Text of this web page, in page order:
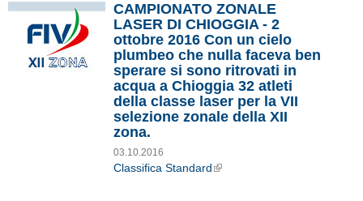
CAMPIONATO ZONALE
LASER DI CHIOGGIA - 2
ottobre 2016 Con un cielo
plumbeo che nulla faceva ben
sperare si sono ritrovati in
acqua a Chioggia 32 atleti
della classe laser per la VII
selezione zonale della XII
zona.
03.10.2016
Classifica Standard